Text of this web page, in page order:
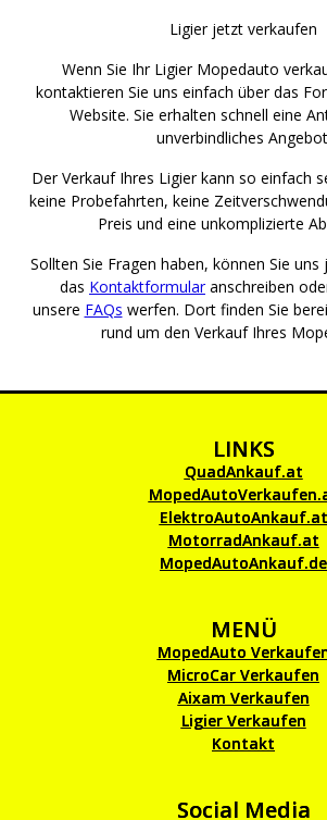
Ligier jetzt verkaufen
Wenn Sie Ihr Ligier Mopedauto
kontaktieren Sie uns einfach über das
Website. Sie erhalten schnell eine
unverbindliches
Der Verkauf Ihres Ligier kann so einfach
keine Probefahrten, keine
Preis und eine unkomplizierte
Sollten Sie Fragen haben, können Sie
das Kontaktformularanschreiben
unsere FAQs werfen. Dort finden Sie
rund um den Verkauf Ihres
LINKS
QuadAnkauf.at
ElektroAutoAnkauf.at
MotorradAnkauf.at
MopedAutoAnkauf.de
MENÜ
MopedAuto
MicroCar Verkaufen
Aixam Verkaufen
Ligier Verkaufen
Kontakt
Social Media